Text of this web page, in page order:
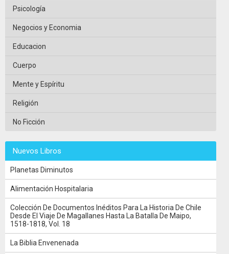
Psicología
Negocios y Economia
Educacion
Cuerpo
Mente y Espíritu
Religión
No Ficción
Nuevos Libros
Planetas Diminutos
Alimentación Hospitalaria
Colección De Documentos Inéditos Para La Historia De Chile
Desde El Viaje De Magallanes Hasta La Batalla De Maipo,
1518-1818, Vol. 18
La Biblia Envenenada